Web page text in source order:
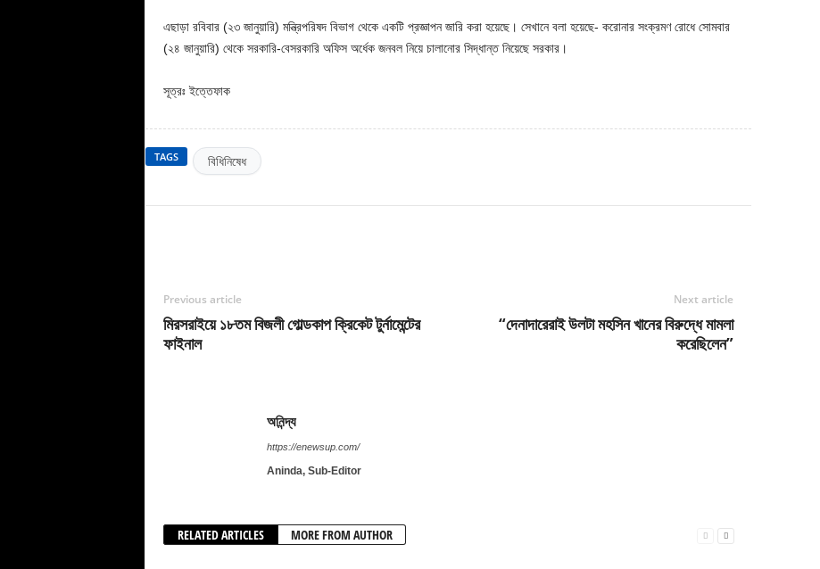
এছাড়া রবিবার (২৩ জানুয়ারি) মন্ত্রিপরিষদ বিভাগ থেকে একটি প্রজ্ঞাপন জারি করা হয়েছে। সেখানে বলা হয়েছে- করোনার সংক্রমণ রোধে সোমবার
(২৪ জানুয়ারি) থেকে সরকারি-বেসরকারি অফিস অর্ধেক জনবল নিয়ে চালানোর সিদ্ধান্ত নিয়েছে সরকার।
সূত্রঃ ইত্তেফাক
TAGS বিধিনিষেধ
Previous article
মিরসরাইয়ে ১৮তম বিজলী গোল্ডকাপ ক্রিকেট টুর্নামেন্টের
ফাইনাল
Next article
“দেনাদারেরাই উলটা মহসিন খানের বিরুদ্ধে মামলা
করেছিলেন”
অনিন্দ্য
https://enewsup.com/
Aninda, Sub-Editor
RELATED ARTICLES MORE FROM AUTHOR